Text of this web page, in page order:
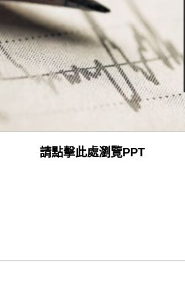
請點擊此處瀏覽PPT